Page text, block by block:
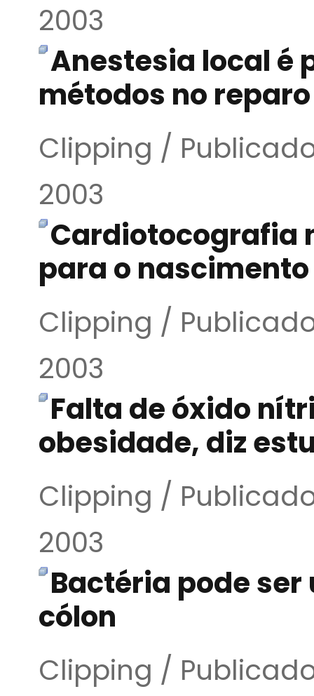
2003
Anestesia local é
métodos no
Clipping /
2003
Cardiotocografia
para o
Clipping /
2003
Falta de óxido
obesidade, diz
Clipping /
2003
Bactéria pode
cólon
Clipping /